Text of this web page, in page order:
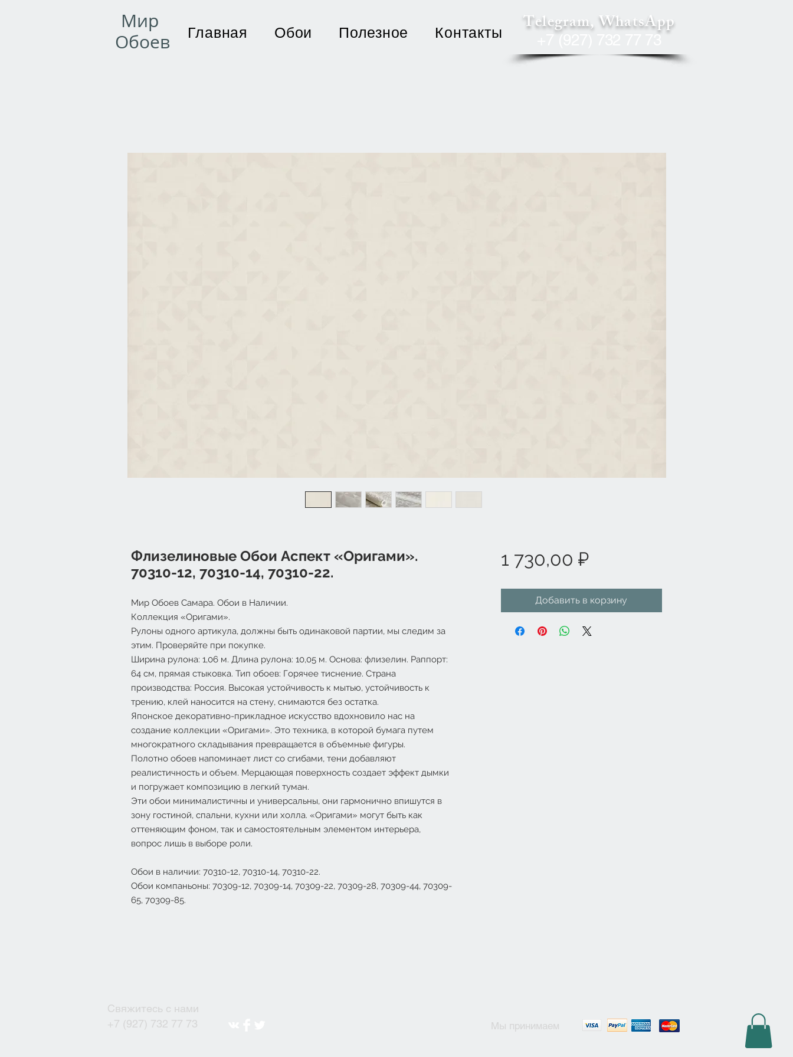
Мир
Обоев
Главная Обои Полезное Контакты Telegram, WhatsApp
+7 (927) 732 77 73
Флизелиновые Обои Аспект «Оригами».
70310-12, 70310-14, 70310-22.
Мир Обоев Самара. Обои в Наличии.
Коллекция «Оригами».
Рулоны одного артикула, должны быть одинаковой партии, мы следим за
этим. Проверяйте при покупке.
Ширина рулона: 1,06 м. Длина рулона: 10,05 м. Основа: флизелин. Раппорт:
64 см, прямая стыковка. Тип обоев: Горячее тиснение. Страна
производства: Россия. Высокая устойчивость к мытью, устойчивость к
трению, клей наносится на стену, снимаются без остатка.
Японское декоративно-прикладное искусство вдохновило нас на
создание коллекции «Оригами». Это техника, в которой бумага путем
многократного складывания превращается в объемные фигуры.
Полотно обоев напоминает лист со сгибами, тени добавляют
реалистичность и объем. Мерцающая поверхность создает эффект дымки
и погружает композицию в легкий туман.
Эти обои минималистичны и универсальны, они гармонично впишутся в
зону гостиной, спальни, кухни или холла. «Оригами» могут быть как
оттеняющим фоном, так и самостоятельным элементом интерьера,
вопрос лишь в выборе роли.
Обои в наличии: 70310-12, 70310-14, 70310-22.
Обои компаньоны: 70309-12, 70309-14, 70309-22, 70309-28, 70309-44, 70309-
65, 70309-85.
1 730,00 ₽Цена
Добавить в корзину
Свяжитесь с нами
+7 (927) 732 77 73
Мы принимаем